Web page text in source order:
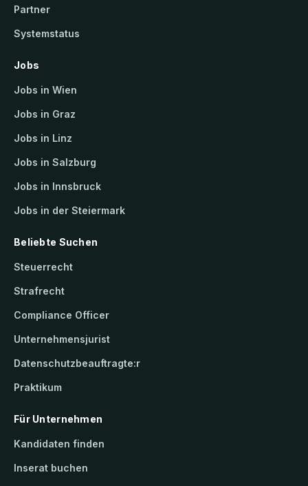
Partner
Systemstatus
Jobs
Jobs in Wien
Jobs in Graz
Jobs in Linz
Jobs in Salzburg
Jobs in Innsbruck
Jobs in der Steiermark
Beliebte Suchen
Steuerrecht
Strafrecht
Compliance Officer
Unternehmensjurist
Datenschutzbeauftragte:r
Praktikum
Für Unternehmen
Kandidaten finden
Inserat buchen